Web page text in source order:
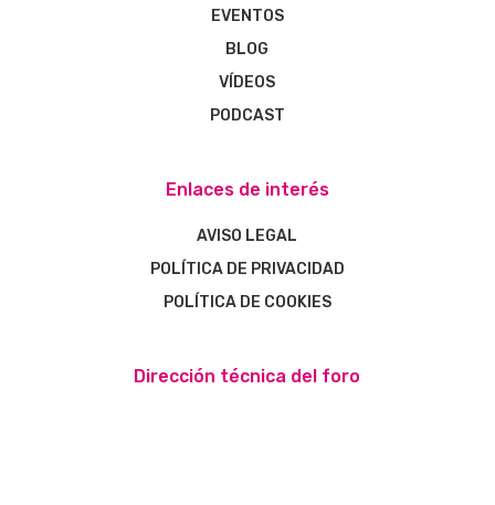
EVENTOS
BLOG
VÍDEOS
PODCAST
Enlaces de interés
AVISO LEGAL
POLÍTICA DE PRIVACIDAD
POLÍTICA DE COOKIES
Dirección técnica del foro